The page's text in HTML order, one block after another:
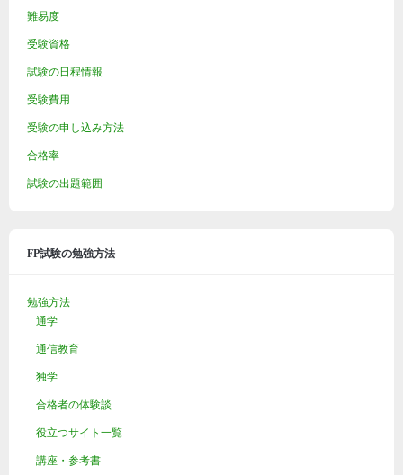
難易度
受験資格
試験の日程情報
受験費用
受験の申し込み方法
合格率
試験の出題範囲
FP試験の勉強方法
勉強方法
通学
通信教育
独学
合格者の体験談
役立つサイト一覧
講座・参考書